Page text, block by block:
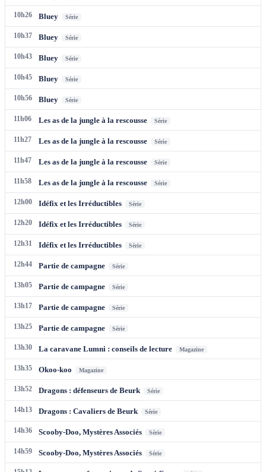
10h26 Bluey Série
10h37 Bluey Série
10h43 Bluey Série
10h45 Bluey Série
10h56 Bluey Série
11h06 Les as de la jungle à la rescousse Série
11h27 Les as de la jungle à la rescousse Série
11h47 Les as de la jungle à la rescousse Série
11h58 Les as de la jungle à la rescousse Série
12h00 Idéfix et les Irréductibles Série
12h20 Idéfix et les Irréductibles Série
12h31 Idéfix et les Irréductibles Série
12h44 Partie de campagne Série
13h05 Partie de campagne Série
13h17 Partie de campagne Série
13h25 Partie de campagne Série
13h30 La caravane Lumni : conseils de lecture Magazine
13h35 Okoo-koo Magazine
13h52 Dragons : défenseurs de Beurk Série
14h13 Dragons : Cavaliers de Beurk Série
14h36 Scooby-Doo, Mystères Associés Série
14h59 Scooby-Doo, Mystères Associés Série